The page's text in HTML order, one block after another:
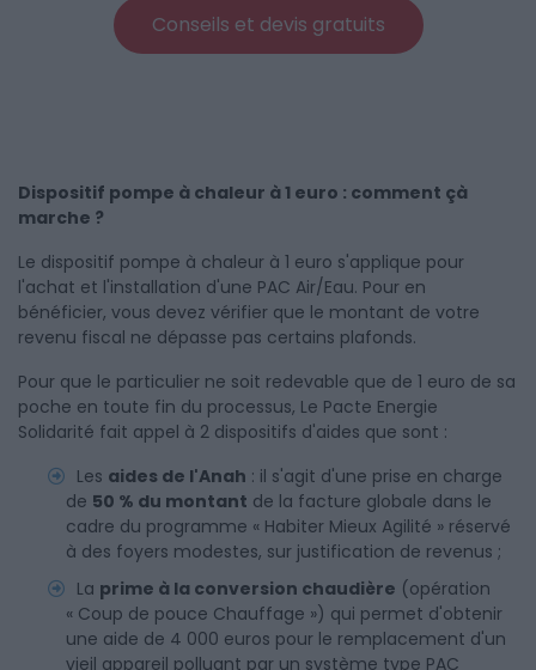
Conseils et devis gratuits
Dispositif pompe à chaleur à 1 euro : comment çà
marche ?
Le dispositif pompe à chaleur à 1 euro s'applique pour
l'achat et l'installation d'une PAC Air/Eau. Pour en
bénéficier, vous devez vérifier que le montant de votre
revenu fiscal ne dépasse pas certains plafonds.
Pour que le particulier ne soit redevable que de 1 euro de sa
poche en toute fin du processus, Le Pacte Energie
Solidarité fait appel à 2 dispositifs d'aides que sont :
Les aides de l'Anah : il s'agit d'une prise en charge
de 50 % du montant de la facture globale dans le
cadre du programme « Habiter Mieux Agilité » réservé
à des foyers modestes, sur justification de revenus ;
La prime à la conversion chaudière (opération
« Coup de pouce Chauffage ») qui permet d'obtenir
une aide de 4 000 euros pour le remplacement d'un
vieil appareil polluant par un système type PAC